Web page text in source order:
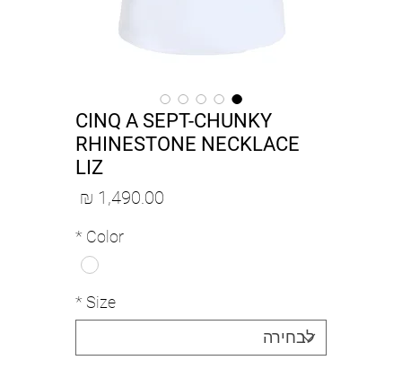
CINQ A SEPT-CHUNKY
RHINESTONE NECKLACE
LIZ
Color
*
Size
*